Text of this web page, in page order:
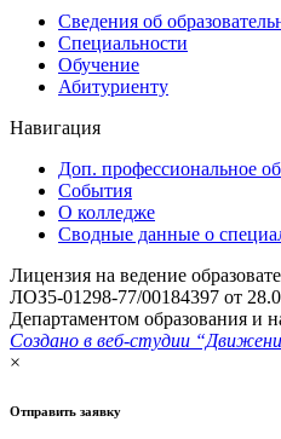
Сведения об
Специальности
Обучение
Абитуриенту
Навигация
Доп. профессиональное
События
О колледже
Сводные данные о
Лицензия на ведение
ЛОЗ5-01298-77/00184397 от
Департаментом образования и
Создано в веб-студии
×
Отправить заявку